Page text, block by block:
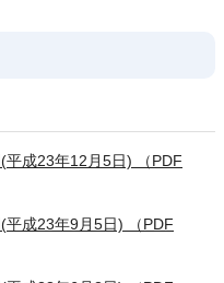
平成23年12月5日) （PDF
平成23年9月5日) （PDF